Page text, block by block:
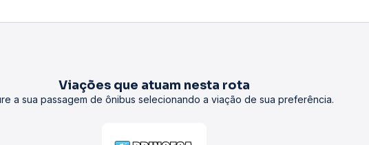
Viações que atuam nesta rota
a sua passagem de ônibus selecionando a viação de sua preferência.